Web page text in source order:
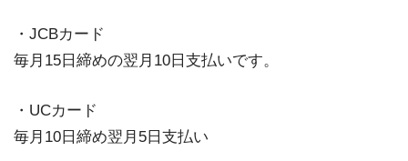
・JCBカード
毎月15日締めの翌月10日支払いです。
・UCカード
毎月10日締め翌月5日支払い